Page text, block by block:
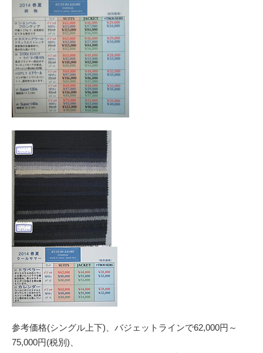
参考価格(シングル上下)、バジェットラインで62,000円～
75,000円(税別)、